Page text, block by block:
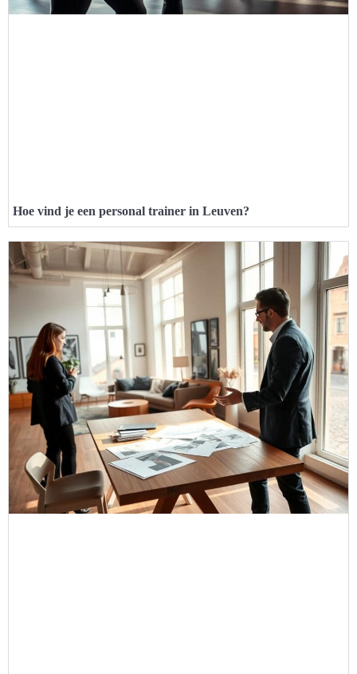
Hoe vind je een personal trainer in Leuven?